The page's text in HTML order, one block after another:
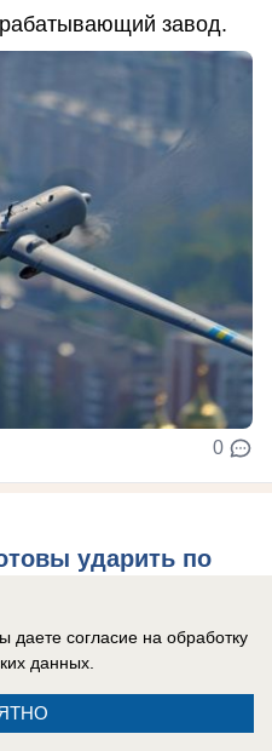
завод.
0
ударить по
истерику из-за
северокорейских
даете согласие на обработку
данных.